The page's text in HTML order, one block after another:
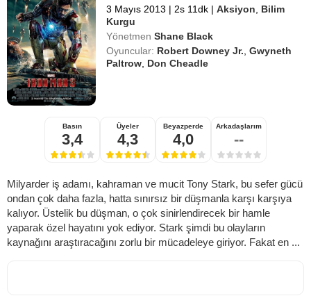
3 Mayıs 2013 | 2s 11dk | Aksiyon, Bilim
Kurgu
Yönetmen Shane Black
Oyuncular: Robert Downey Jr.,Gwyneth
Paltrow, Don Cheadle
Basın
3,4
Üyeler
4,3
Beyazperde
4,0
Arkadaşlarım
--
Milyarder iş adamı, kahraman ve mucit Tony Stark, bu sefer gücü
ondan çok daha fazla, hatta sınırsız bir düşmanla karşı karşıya
kalıyor. Üstelik bu düşman, o çok sinirlendirecek bir hamle
yaparak özel hayatını yok ediyor. Stark şimdi bu olayların
kaynağını araştıracağını zorlu bir mücadeleye giriyor. Fakat en ...